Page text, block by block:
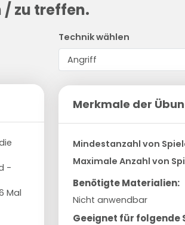
zu treffen.
-
Mal
Technik wählen
Merkmale der
Mindestanzahl von
Maximale Anzahl von
Benötigte Materialien:
Nicht anwendbar
Geeignet für folgende